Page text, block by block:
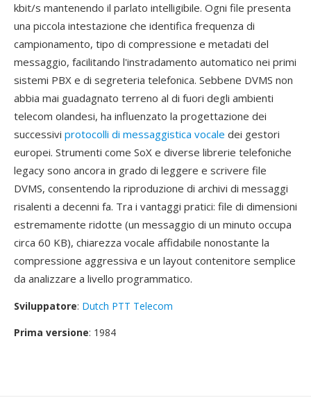
kbit/s mantenendo il parlato intelligibile. Ogni file presenta
una piccola intestazione che identifica frequenza di
campionamento, tipo di compressione e metadati del
messaggio, facilitando l'instradamento automatico nei primi
sistemi PBX e di segreteria telefonica. Sebbene DVMS non
abbia mai guadagnato terreno al di fuori degli ambienti
telecom olandesi, ha influenzato la progettazione dei
successivi protocolli di messaggistica vocale dei gestori
europei. Strumenti come SoX e diverse librerie telefoniche
legacy sono ancora in grado di leggere e scrivere file
DVMS, consentendo la riproduzione di archivi di messaggi
risalenti a decenni fa. Tra i vantaggi pratici: file di dimensioni
estremamente ridotte (un messaggio di un minuto occupa
circa 60 KB), chiarezza vocale affidabile nonostante la
compressione aggressiva e un layout contenitore semplice
da analizzare a livello programmatico.
Sviluppatore: Dutch PTT Telecom
Prima versione: 1984